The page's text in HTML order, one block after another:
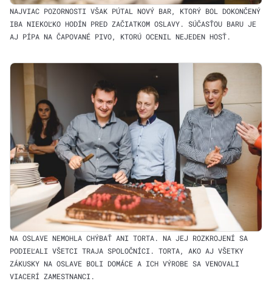
NAJVIAC POZORNOSTI VŠAK PÚTAL NOVÝ BAR, KTORÝ BOL DOKONČENÝ
IBA NIEKOĽKO HODÍN PRED ZAČIATKOM OSLAVY. SÚČASŤOU BARU JE
AJ PÍPA NA ČAPOVANÉ PIVO, KTORÚ OCENIL NEJEDEN HOSŤ.
NA OSLAVE NEMOHLA CHÝBAŤ ANI TORTA. NA JEJ ROZKROJENÍ SA
PODIEĽALI VŠETCI TRAJA SPOLOČNÍCI. TORTA, AKO AJ VŠETKY
ZÁKUSKY NA OSLAVE BOLI DOMÁCE A ICH VÝROBE SA VENOVALI
VIACERÍ ZAMESTNANCI.